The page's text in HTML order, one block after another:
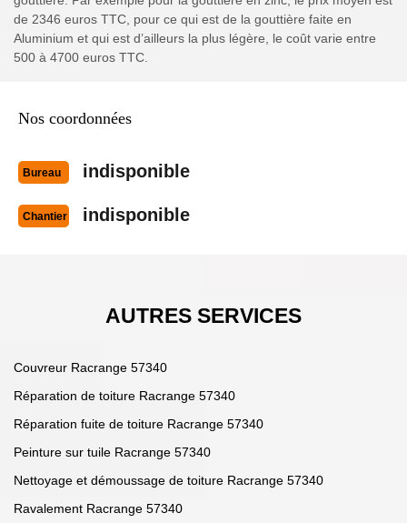
de 2346 euros TTC, pour ce qui est de la gouttière faite en
Aluminium et qui est d’ailleurs la plus légère, le coût varie entre
500 à 4700 euros TTC.
Nos coordonnées
Bureau indisponible
Chantier indisponible
AUTRES SERVICES
Couvreur Racrange 57340
Réparation de toiture Racrange 57340
Réparation fuite de toiture Racrange 57340
Peinture sur tuile Racrange 57340
Nettoyage et démoussage de toiture Racrange 57340
Ravalement Racrange 57340